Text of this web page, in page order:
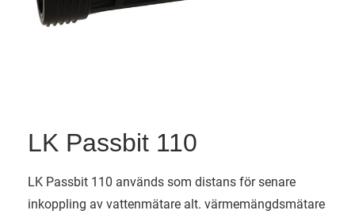
LK Passbit 110
LK Passbit 110 används som distans för senare
inkoppling av vattenmätare alt. värmemängdsmätare